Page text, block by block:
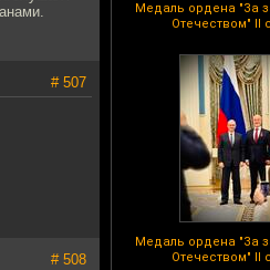
Медаль ордена "За
Отечеством" II
Медаль ордена "За
Отечеством" II
# 507
# 508